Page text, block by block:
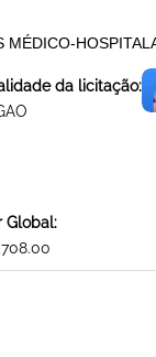
da licitação:
Global: